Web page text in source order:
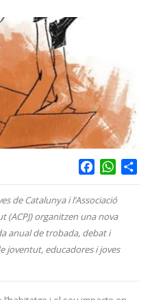
Facebook
de Catalunya i l’Associació
(ACPJ) organitzen una nova
anual de trobada, debat i
joventut, educadores i joves